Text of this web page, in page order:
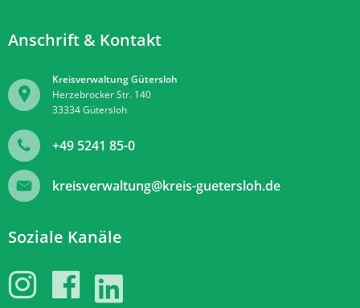
Anschrift & Kontakt
Kreisverwaltung Gütersloh
Herzebrocker Str. 140
33334Gütersloh
+49 5241 85-0
kreisverwaltung@kreis-guetersloh.de
Soziale Kanäle